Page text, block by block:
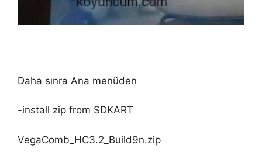
Daha sınra Ana menüden
-install zip from SDKART
VegaComb_HC3.2_Build9n.zip